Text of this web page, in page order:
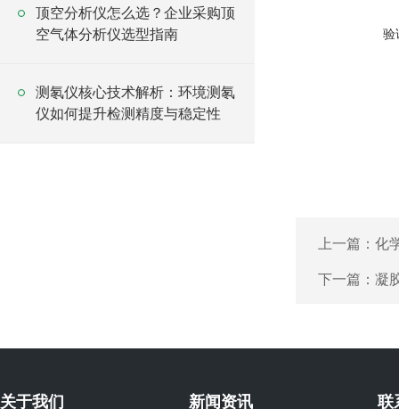
验
上一篇： 化
下一篇： 凝
顶空分析仪怎么选？企业采购顶
空气体分析仪选型指南
测氡仪核心技术解析：环境测氡
仪如何提升检测精度与稳定性
关于我们 新闻资讯 联